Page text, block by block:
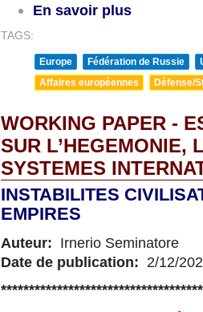
En savoir plus
TAGS:
Europe Fédération de Russie
Affaires européennes
Défense/
WORKING PAPER -
SUR L’HEGEMONIE,
SYSTEMES
INSTABILITES
EMPIRES
Auteur: Irnerio Seminatore
Date de publication: 2/12/
**